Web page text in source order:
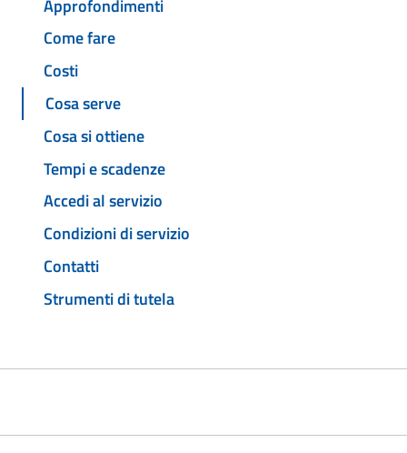
Approfondimenti
Come fare
Costi
Cosa serve
Cosa si ottiene
Tempi e scadenze
Accedi al servizio
Condizioni di servizio
Contatti
Strumenti di tutela